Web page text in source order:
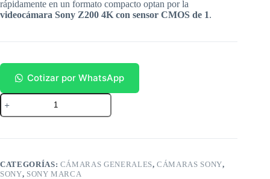
rápidamente en un formato compacto optan por la
videocámara Sony Z200 4K con sensor CMOS de 1.
Cotizar por WhatsApp
Sony
Z200
cantidad
CATEGORÍAS: CÁMARAS GENERALES,CÁMARAS SONY,
SONY, SONY MARCA